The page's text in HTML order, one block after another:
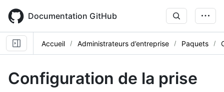
main
content
Documentation GitHub
Accueil Administrateurs d’entreprise Paquets
Configuration de la prise